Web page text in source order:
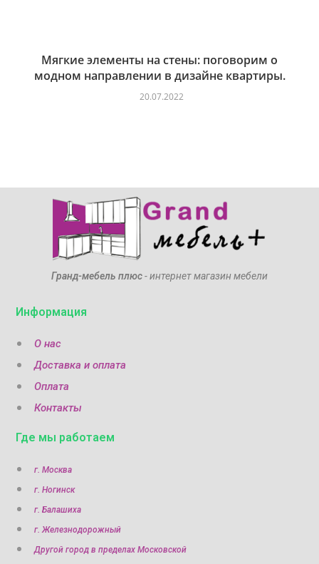
Мягкие элементы на стены: поговорим о
модном направлении в дизайне квартиры.
20.07.2022
Гранд-мебель плюс- интернет магазин мебели
Информация
О нас
Доставка и оплата
Оплата
Контакты
Где мы работаем
г. Москва
г. Ногинск
г. Балашиха
г. Железнодорожный
Другой город в пределах Московской